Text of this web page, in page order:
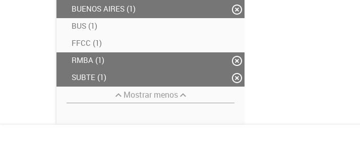
BUENOS AIRES (1)
BUS (1)
FFCC (1)
RMBA (1)
SUBTE (1)
Mostrar menos